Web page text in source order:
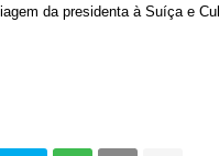
da presidenta à Suíça e